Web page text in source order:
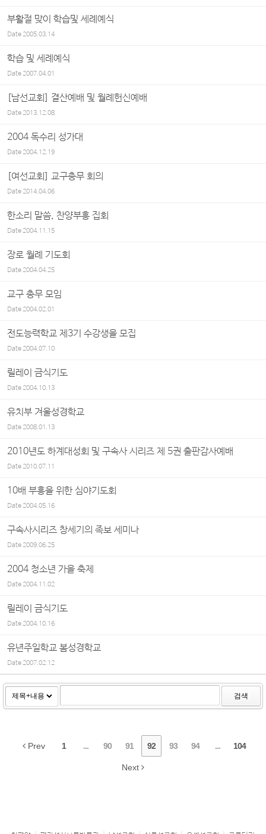
부활절 맞이 학습및 세례예식
Date2005.03.14
학습 및 세례예식
Date2007.04.01
[남선교회] 결산예배 및 월례헌신예배
Date2013.12.08
2004 독수리 성가대
Date2004.12.19
[여선교회] 교구총무 회의
Date2014.04.06
한소리 말씀, 찬양부흥 집회
Date2004.11.15
장로 월례 기도회
Date2004.04.25
교구 총무 모임
Date2004.02.01
전도능력학교 제3기 수강생을 모집
Date2004.07.10
릴레이 금식기도
Date2004.10.13
유치부 겨울성경학교
Date2008.01.13
2010년도 하계대성회 및 구속사 시리즈 제 5권 출판감사예배
Date2010.07.11
10배 부흥을 위한 심야기도회
Date2004.05.16
구속사시리즈 창세기의 족보 세미나
Date2009.06.25
2004 청소년 가을 축제
Date2004.11.02
릴레이 금식기도
Date2004.10.16
유년주일학교 봄성경학교
Date2007.02.12
검색
Prev 1 ... 90 91 92 93 94 ... 104
Next